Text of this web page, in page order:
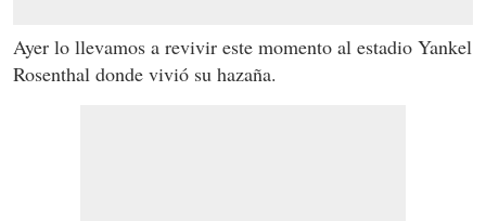
Ayer lo llevamos a revivir este momento al estadio Yankel
Rosenthal donde vivió su hazaña.